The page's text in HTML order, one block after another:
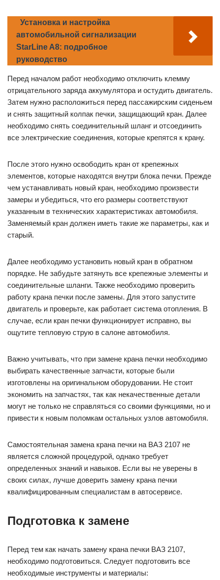
Установка и настройка
автомобильной сигнализации
StarLine A8: подробное
руководство
Перед началом работ необходимо отключить клемму
отрицательного заряда аккумулятора и остудить двигатель.
Затем нужно расположиться перед пассажирским сиденьем
и снять защитный колпак печки, защищающий кран. Далее
необходимо снять соединительный шланг и отсоединить
все электрические соединения, которые крепятся к крану.
После этого нужно освободить кран от крепежных
элементов, которые находятся внутри блока печки. Прежде
чем устанавливать новый кран, необходимо произвести
замеры и убедиться, что его размеры соответствуют
указанным в технических характеристиках автомобиля.
Заменяемый кран должен иметь такие же параметры, как и
старый.
Далее необходимо установить новый кран в обратном
порядке. Не забудьте затянуть все крепежные элементы и
соединительные шланги. Также необходимо проверить
работу крана печки после замены. Для этого запустите
двигатель и проверьте, как работает система отопления. В
случае, если кран печки функционирует исправно, вы
ощутите тепловую струю в салоне автомобиля.
Важно учитывать, что при замене крана печки необходимо
выбирать качественные запчасти, которые были
изготовлены на оригинальном оборудовании. Не стоит
экономить на запчастях, так как некачественные детали
могут не только не справляться со своими функциями, но и
привести к новым поломкам остальных узлов автомобиля.
Самостоятельная замена крана печки на ВАЗ 2107 не
является сложной процедурой, однако требует
определенных знаний и навыков. Если вы не уверены в
своих силах, лучше доверить замену крана печки
квалифицированным специалистам в автосервисе.
Подготовка к замене
Перед тем как начать замену крана печки ВАЗ 2107,
необходимо подготовиться. Следует подготовить все
необходимые инструменты и материалы: